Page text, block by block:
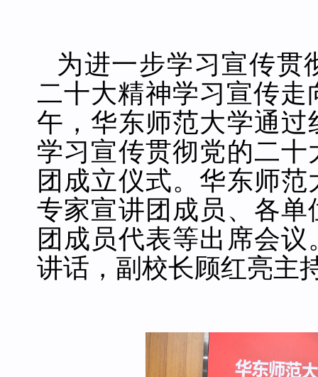
为进一步学习宣传贯
二十大精神学习宣传走
午，华东师范大学通
学习宣传贯彻党的二
团成立仪式。华东师
专家宣讲团成员、各
团成员代表等出席会
讲话，副校长顾红亮主